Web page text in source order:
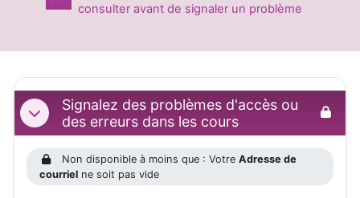
consulter avant de signaler un problème
Replier
Signalez des problèmes d'accès ou
des erreurs dans les cours
Non disponible à moins que : VotreAdresse de
courriel ne soit pas vide